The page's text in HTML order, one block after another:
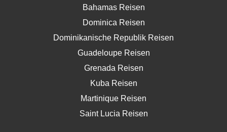
Bahamas Reisen
Dominica Reisen
Dominikanische Republik Reisen
Guadeloupe Reisen
Grenada Reisen
Kuba Reisen
Martinique Reisen
Saint Lucia Reisen